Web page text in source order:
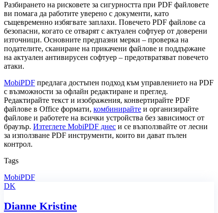
Разбирането на рисковете за сигурността при PDF файловете
ви помага да работите уверено с документи, като
същевременно избягвате заплахи. Повечето PDF файлове са
безопасни, когато се отварят с актуален софтуер от доверени
източници. Основните предпазни мерки – проверка на
подателите, сканиране на прикачени файлове и поддържане
на актуален антивирусен софтуер – предотвратяват повечето
атаки.
MobiPDF предлага достъпен подход към управлението на PDF
с възможности за офлайн редактиране и преглед.
Редактирайте текст и изображения, конвертирайте PDF
файлове в Office формати, комбинирайте и организирайте
файлове и работете на всички устройства без зависимост от
браузър. Изтеглете MobiPDF днес и се възползвайте от лесни
за използване PDF инструменти, които ви дават пълен
контрол.
Tags
MobiPDF
DK
Dianne Kristine